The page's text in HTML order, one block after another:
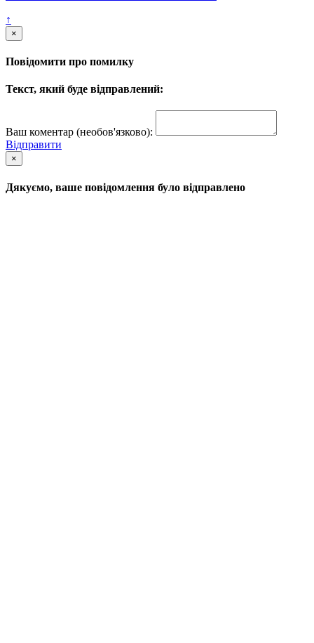
↑
×
Повідомити про помилку
Текст, який буде відправлений:
Ваш коментар (необов'язково):
Відправити
×
Дякуємо, ваше повідомлення було відправлено